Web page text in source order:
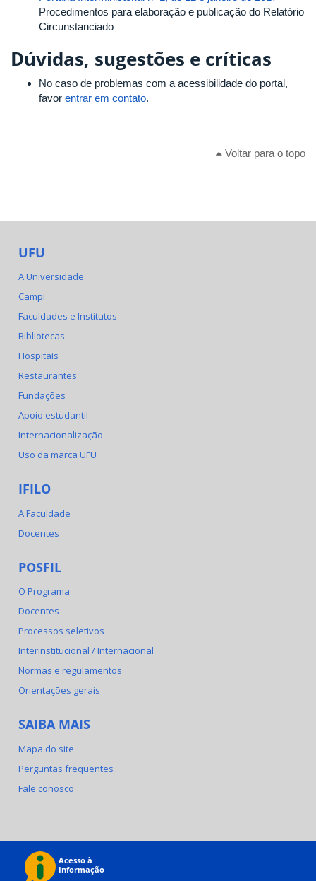
Procedimentos para elaboração e publicação do Relatório
Circunstanciado
Dúvidas, sugestões e críticas
No caso de problemas com a acessibilidade do portal,
favor entrar em contato.
Voltar para o topo
UFU
A Universidade
Campi
Faculdades e Institutos
Bibliotecas
Hospitais
Restaurantes
Fundações
Apoio estudantil
Internacionalização
Uso da marca UFU
IFILO
A Faculdade
Docentes
POSFIL
O Programa
Docentes
Processos seletivos
Interinstitucional / Internacional
Normas e regulamentos
Orientações gerais
SAIBA MAIS
Mapa do site
Perguntas frequentes
Fale conosco